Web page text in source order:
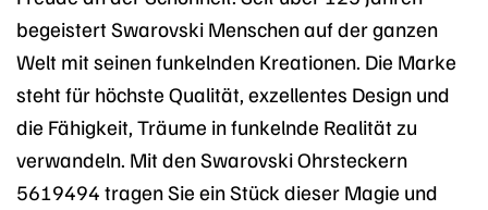
begeistert Swarovski Menschen auf der ganzen
Welt mit seinen funkelnden Kreationen. Die Marke
steht für höchste Qualität, exzellentes Design und
die Fähigkeit, Träume in funkelnde Realität zu
verwandeln. Mit den Swarovski Ohrsteckern
5619494 tragen Sie ein Stück dieser Magie und